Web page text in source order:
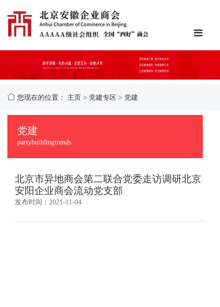
您现在的位置： 主页 > 党建专区 > 党建
党建
partybuildingtrends
北京市异地商会第二联合党委走访调研北京
安阳企业商会流动党支部
发布时间：2021-11-04